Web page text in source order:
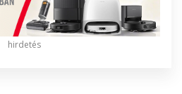
hirdetés